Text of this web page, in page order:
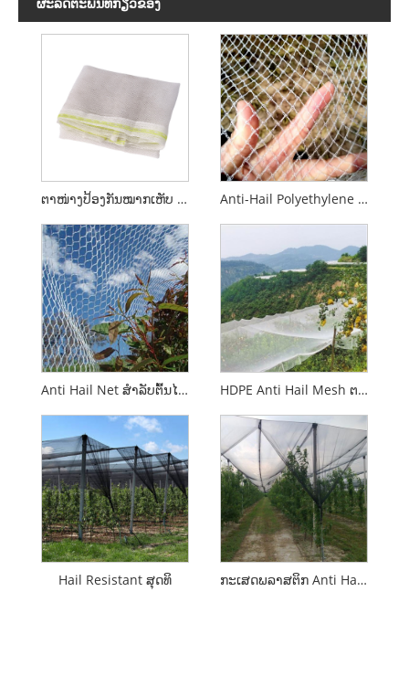
ຕາໜ່າງປ້ອງກັນໝາກເຫັບ HDPE ລະດັບພຣີມຽມ - ຕາໜ່າງປ້ອງກັນໝາກໄມ້ທີ່ທົນທານຕໍ່ແສງ UV Anti-Hail Polyethylene ຕາຫນ່າງປ້ອງກັນນົກທີ່ມີຕາຫນ່າງພາດສະຕິກ Custom Cut ສໍາລັບກະສິກໍາ
Anti Hail Net ສໍາລັບຕົ້ນໄມ້ Apple HDPE Anti Hail Mesh ຕາຫນ່າງ
Hail Resistant ສຸດທິ ກະເສດພລາສຕິກ Anti Hail Net